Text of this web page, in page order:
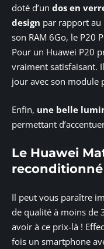
doté d’un dos en
design par rapport au
son RAM 6Go, le P20
Pour un Huawei P20
vraiment satisfaisant.
jour avec son module
Enfin, une belle
permettant
Le Huawei
reconditionné
Il peut vous paraître
de qualité à moins de
avoir à ce prix-là !
fois un smartphone